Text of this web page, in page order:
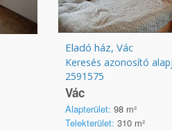
Eladó ház, Vác
Keresés azonosító
2591575
Vác
Alapterület: 98 m²
Telekterület: 310 m²